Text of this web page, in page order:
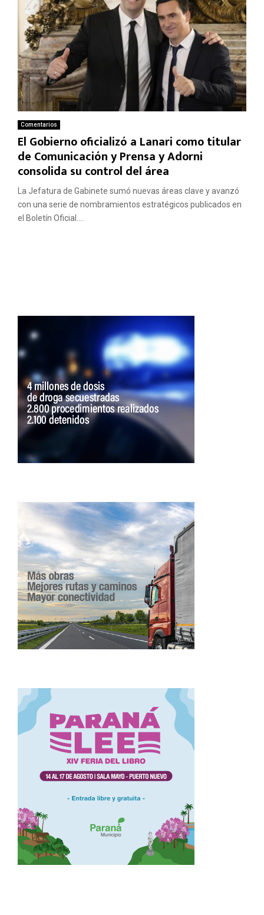
Comentarios
El Gobierno oficializó a Lanari como titular
de Comunicación y Prensa y Adorni
consolida su control del área
La Jefatura de Gabinete sumó nuevas áreas clave y avanzó
con una serie de nombramientos estratégicos publicados en
el Boletín Oficial....